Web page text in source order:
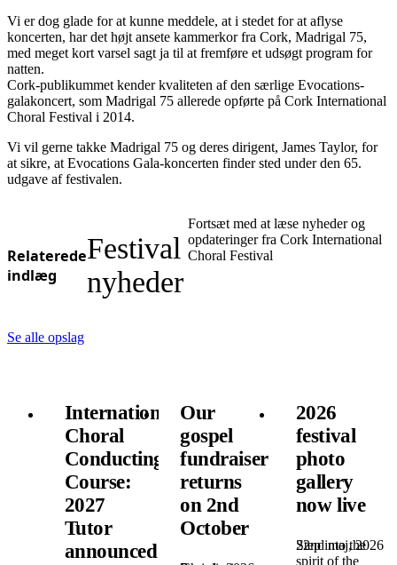
Vi er dog glade for at kunne meddele, at i stedet for at aflyse
koncerten, har det højt ansete kammerkor fra Cork, Madrigal 75,
med meget kort varsel sagt ja til at fremføre et udsøgt program for
natten.
Cork-publikummet kender kvaliteten af den særlige Evocations-
galakoncert, som Madrigal 75 allerede opførte på Cork International
Choral Festival i 2014.
Vi vil gerne takke Madrigal 75 og deres dirigent, James Taylor, for
at sikre, at Evocations Gala-koncerten finder sted under den 65.
udgave af festivalen.
Relaterede
indlæg
Festival
nyheder
Fortsæt med at læse nyheder og
opdateringer fra Cork International
Choral Festival
Se alle opslag
International
Choral
Conducting
Course:
2027
Tutor
announced!
Our
gospel
fundraiser
returns
on 2nd
October
2026
festival
photo
gallery
now live
22nd maj, 2026
Step into the
spirit of the